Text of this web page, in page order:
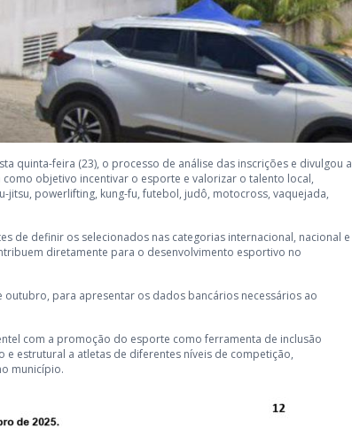
quinta-feira (23), o processo de análise das inscrições e divulgou a
objetivo incentivar o esporte e valorizar o talento local,
powerlifting, kung-fu, futebol, judô, motocross, vaquejada,
de definir os selecionados nas categorias internacional, nacional e
diretamente para o desenvolvimento esportivo no
para apresentar os dados bancários necessários ao
com a promoção do esporte como ferramenta de inclusão
estrutural a atletas de diferentes níveis de competição,
município.